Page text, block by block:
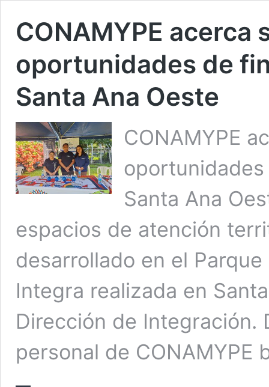
CONAMYPE
oportunidades de
Santa Ana Oeste
CONAMYPE
Santa Ana
espacios de atención
desarrollado en el
Integra realizada en
Dirección de Integración.
personal de